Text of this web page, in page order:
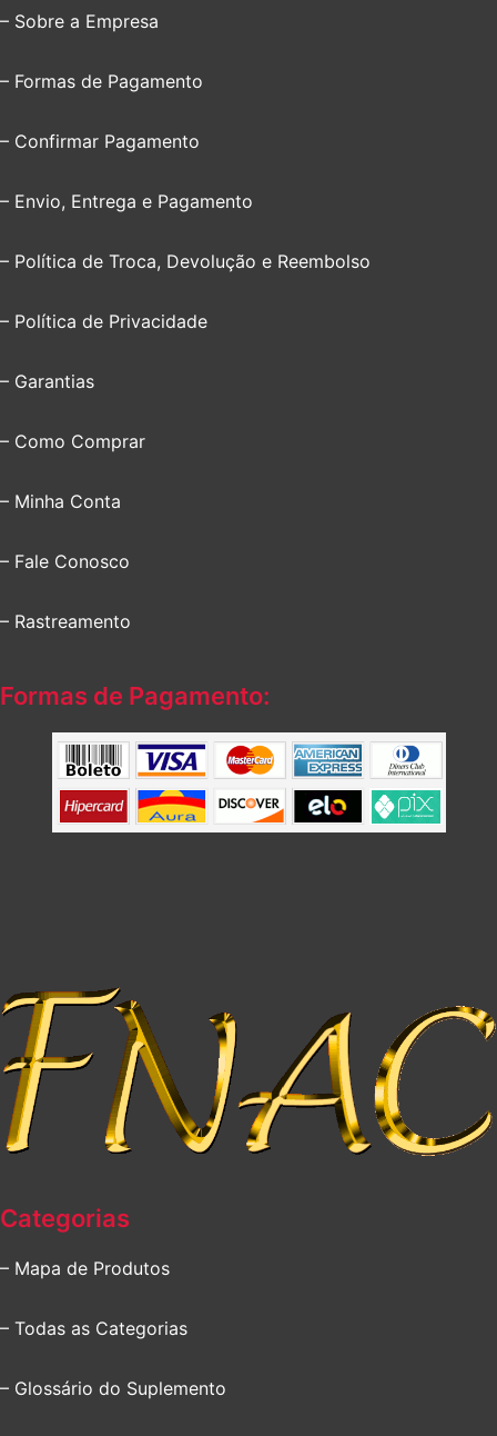
– Sobre a Empresa
– Formas de Pagamento
– Confirmar Pagamento
– Envio, Entrega e Pagamento
– Política de Troca, Devolução e Reembolso
– Política de Privacidade
– Garantias
– Como Comprar
– Minha Conta
– Fale Conosco
– Rastreamento
Formas de Pagamento:
Categorias
– Mapa de Produtos
– Todas as Categorias
– Glossário do Suplemento